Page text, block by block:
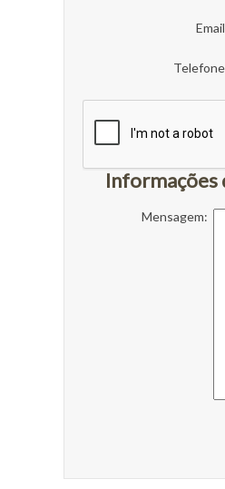
Informações
Mensagem: